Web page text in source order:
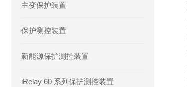
主变保护装置
保护测控装置
新能源保护测控装置
iRelay 60 系列保护测控装置